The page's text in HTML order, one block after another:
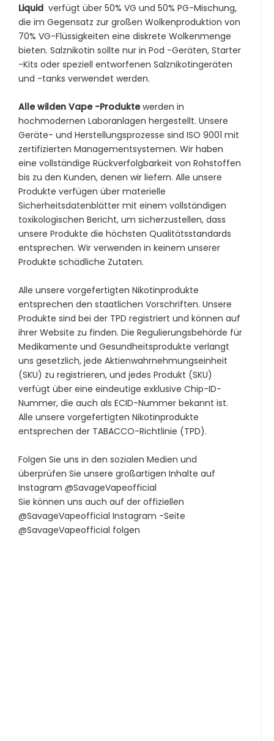
Liquid verfügt über 50% VG und 50% PG-Mischung,
die im Gegensatz zur großen Wolkenproduktion von
70% VG-Flüssigkeiten eine diskrete Wolkenmenge
bieten. Salznikotin sollte nur in Pod -Geräten, Starter
-Kits oder speziell entworfenen Salznikotingeräten
und -tanks verwendet werden.
Alle wilden Vape -Produktewerden in
hochmodernen Laboranlagen hergestellt. Unsere
Geräte- und Herstellungsprozesse sind ISO 9001 mit
zertifizierten Managementsystemen. Wir haben
eine vollständige Rückverfolgbarkeit von Rohstoffen
bis zu den Kunden, denen wir liefern. Alle unsere
Produkte verfügen über materielle
Sicherheitsdatenblätter mit einem vollständigen
toxikologischen Bericht, um sicherzustellen, dass
unsere Produkte die höchsten Qualitätsstandards
entsprechen. Wir verwenden in keinem unserer
Produkte schädliche Zutaten.
Alle unsere vorgefertigten Nikotinprodukte
entsprechen den staatlichen Vorschriften. Unsere
Produkte sind bei der TPD registriert und können auf
ihrer Website zu finden. Die Regulierungsbehörde für
Medikamente und Gesundheitsprodukte verlangt
uns gesetzlich, jede Aktienwahrnehmungseinheit
(SKU) zu registrieren, und jedes Produkt (SKU)
verfügt über eine eindeutige exklusive Chip-ID-
Nummer, die auch als ECID-Nummer bekannt ist.
Alle unsere vorgefertigten Nikotinprodukte
entsprechen der TABACCO-Richtlinie (TPD).
Folgen Sie uns in den sozialen Medien und
überprüfen Sie unsere großartigen Inhalte auf
Instagram @SavageVapeofficial
Sie können uns auch auf der offiziellen
@SavageVapeofficial Instagram -Seite
@SavageVapeofficial folgen